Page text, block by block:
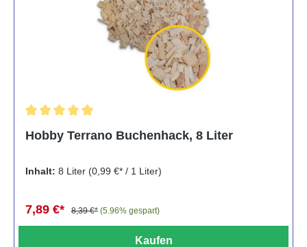
Hobby Terrano Buchenhack, 8 Liter
Inhalt: 8 Liter (0,99 €* / 1 Liter)
7,89 €* 8,39 €* (5.96% gespart)
Kaufen